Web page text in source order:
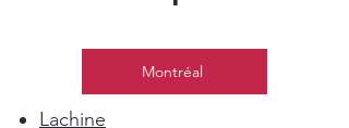
Montréal
Lachine